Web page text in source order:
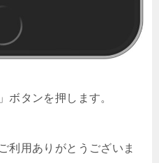
ボタンを押します。
利用ありがとうございま